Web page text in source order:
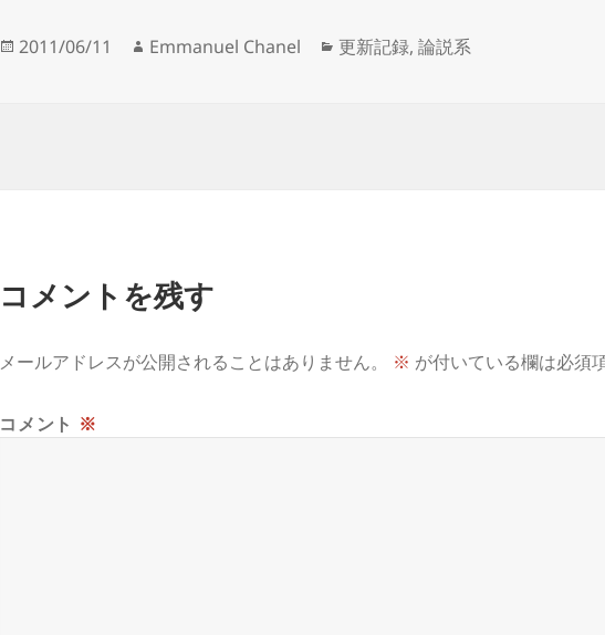
投
2011/06/11
作
Emmanuel Chanel
カ
更新記録,論説系
コメントを残す
メールアドレスが公開されることはありません。 ※ が付いている欄は必須
コメント ※